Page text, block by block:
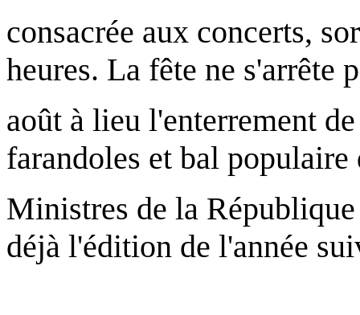
consacrée aux concerts,
heures. La fête ne s'arrête
août à lieu l'enterrement
farandoles et bal
Ministres de la
déjà l'édition de l'année